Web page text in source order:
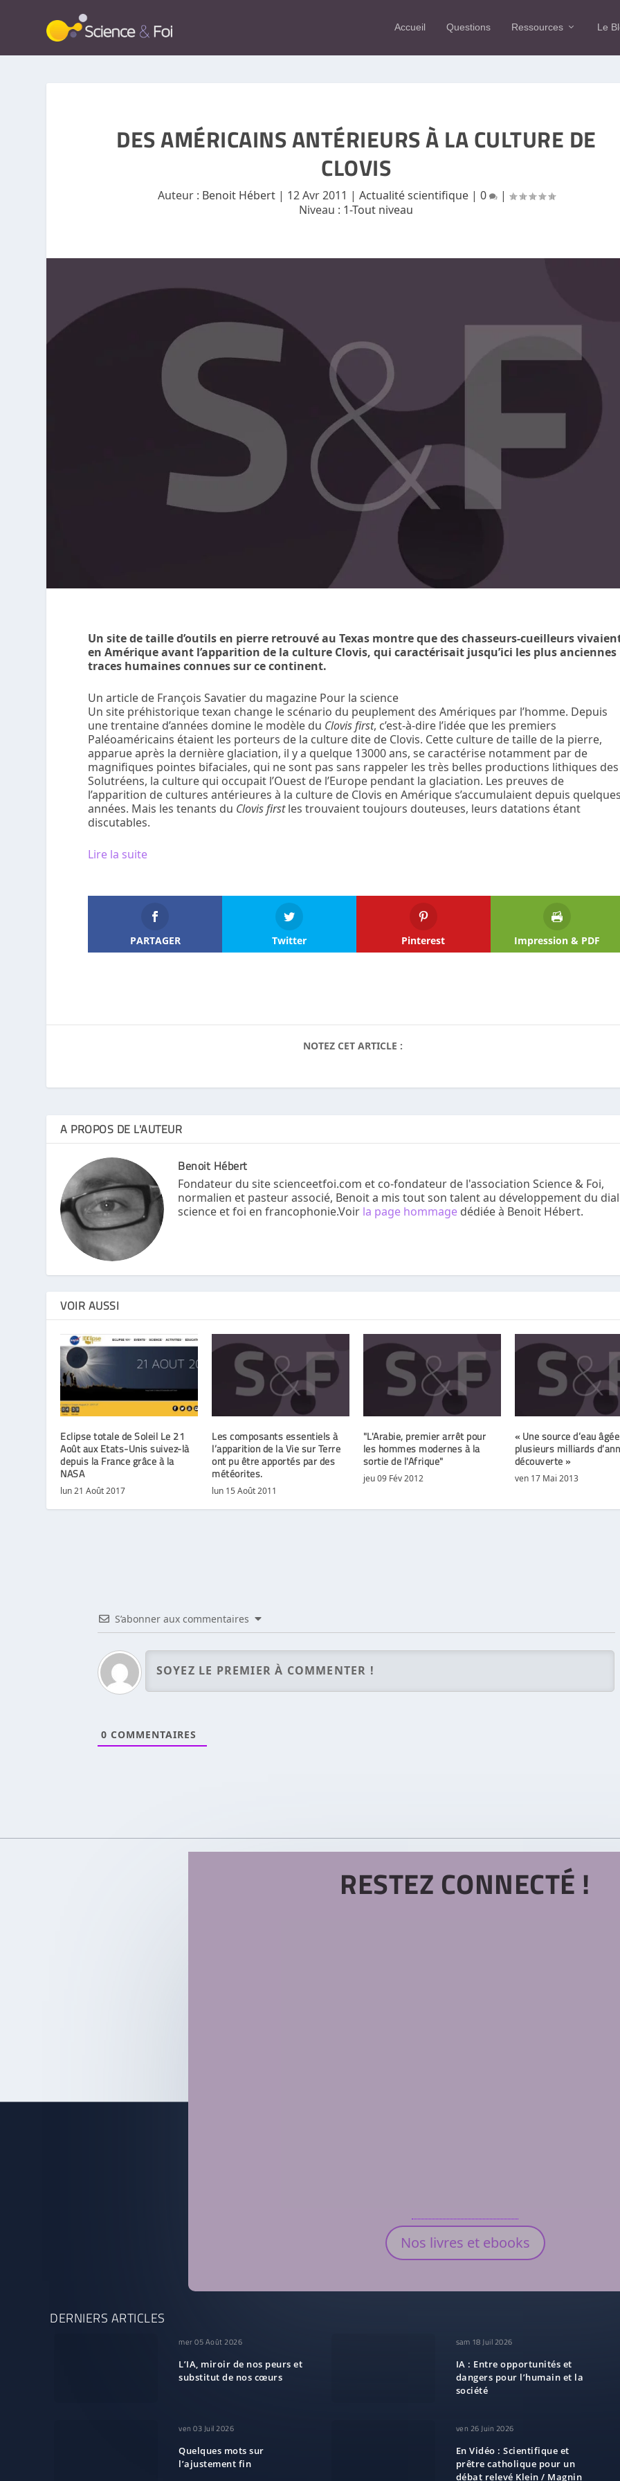
Accueil Questions Ressources Le
DES AMÉRICAINS ANTÉRIEURS À LA CULTURE DE
CLOVIS
Auteur : Benoit Hébert| 12 Avr 2011 | Actualité scientifique| 0
|
Niveau : 1-Tout niveau
Un site de taille d’outils en pierre retrouvé au Texas montre que des chasseurs-cueilleurs
en Amérique avant l’apparition de la culture Clovis, qui caractérisait jusqu’ici les plus anciennes
traces humaines connues sur ce continent.
Un article de François Savatier du magazine Pour la science
Un site préhistorique texan change le scénario du peuplement des Amériques par l’homme. Depuis
une trentaine d’années domine le modèle du Clovis first, c’est-à-dire l’idée que les premiers
Paléoaméricains étaient les porteurs de la culture dite de Clovis. Cette culture de taille de la pierre,
apparue après la dernière glaciation, il y a quelque 13000 ans, se caractérise notamment par de
magnifiques pointes bifaciales, qui ne sont pas sans rappeler les très belles productions lithiques des
Solutréens, la culture qui occupait l’Ouest de l’Europe pendant la glaciation. Les preuves de
l’apparition de cultures antérieures à la culture de Clovis en Amérique s’accumulaient depuis
années. Mais les tenants du Clovis firstles trouvaient toujours douteuses, leurs datations étant
discutables.
Lire la suite
PARTAGER Twitter Pinterest Impression & PDF
NOTEZ CET ARTICLE :
A PROPOS DE L'AUTEUR
Benoit Hébert
Fondateur du site scienceetfoi.com et co-fondateur de l'association Science & Foi,
normalien et pasteur associé, Benoit a mis tout son talent au développement du
science et foi en francophonie.Voir la page hommage dédiée à Benoit Hébert.
VOIR AUSSI
Eclipse totale de Soleil Le 21
Août aux Etats-Unis suivez-là
depuis la France grâce à la
NASA
lun 21 Août 2017
Les composants essentiels à
l’apparition de la Vie sur Terre
ont pu être apportés par des
météorites.
lun 15 Août 2011
"L'Arabie, premier arrêt pour
les hommes modernes à la
sortie de l'Afrique"
jeu 09 Fév 2012
« Une source d’eau
plusieurs milliards
découverte »
ven 17 Mai 2013
S’abonner aux commentaires
0 COMMENTAIRES
RESTEZ CONNECTÉ !
Nos livres et ebooks
DERNIERS ARTICLES
mer 05 Août 2026
L’IA, miroir de nos peurs et
substitut de nos cœurs
sam 18 Juil 2026
IA : Entre opportunités et
dangers pour l’humain et la
société
ven 03 Juil 2026
Quelques mots sur
l’ajustement fin
ven 26 Juin 2026
En Vidéo : Scientifique et
prêtre catholique pour un
débat relevé Klein / Magnin